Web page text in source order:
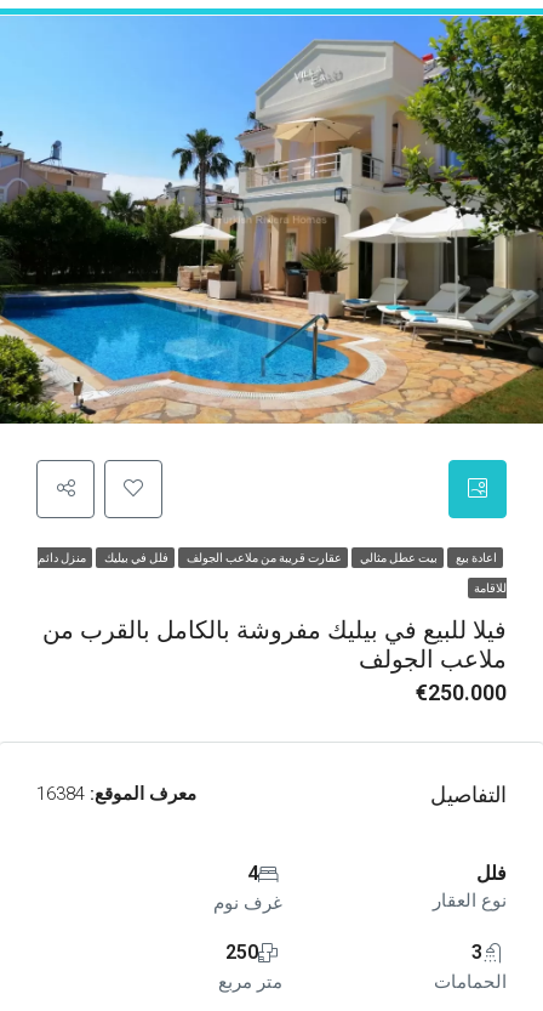
اعادة بيع بيت عطل مثالي عقارت قريبة من ملاعب الجولف فلل في بيليك منزل دائم
للاقامة
فيلا للبيع في بيليك مفروشة بالكامل بالقرب من
ملاعب الجولف
€250.000
التفاصيل معرف الموقع:
فلل
نوع العقار
4
غرف نوم
3
الحمامات
250
متر مربع